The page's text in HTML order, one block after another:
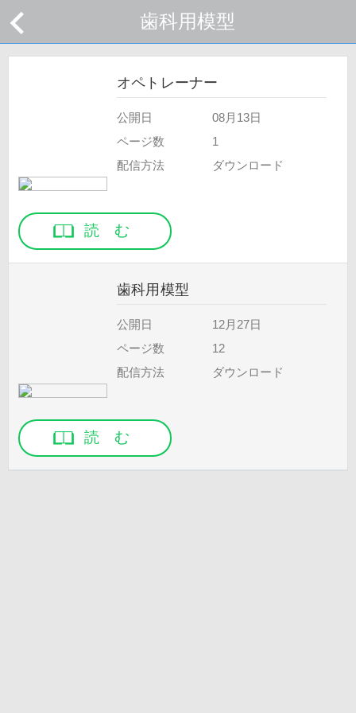
歯科用模型
オペトレーナー
公開日
08月13日
ページ数
1
配信方法
ダウンロード
読 む
歯科用模型
公開日
12月27日
ページ数
12
配信方法
ダウンロード
読 む